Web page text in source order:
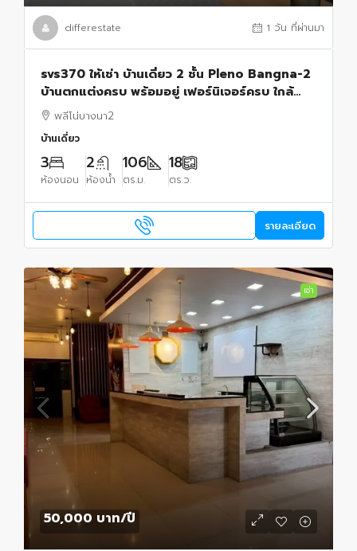
differestate 1 วัน ที่ผ่านมา
svs370 ให้เช่า บ้านเดี่ยว 2 ชั้น Pleno Bangna-2
บ้านตกแต่งครบ พร้อมอยู่ เฟอร์นิเจอร์ครบ ใกล้
Mega Bangna
พลีโน่บางนา2
บ้านเดี่ยว
3
ห้องนอน
2
ห้องน้ำ
106
ตร.ม.
18
ตร.ว.
รายละเอียด
เช่า
50,000 บาท/ปี